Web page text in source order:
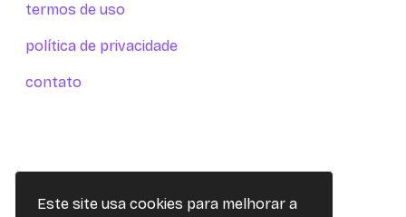
Este site usa cookies para melhorar a
termos de uso
política de privacidade
contato